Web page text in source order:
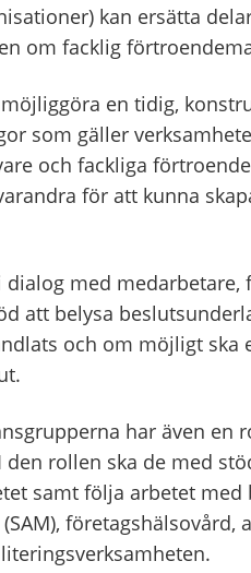
kan ersätta
om facklig
en tidig,
som gäller
och fackliga
för att kunna
med medarbetare,
att belysa
och om möjligt ska
har även en
rollen ska de med
samt följa arbetet med